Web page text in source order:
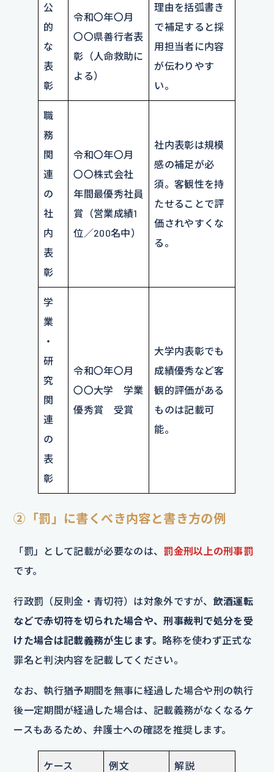
公
的
な
表
彰
令和〇年〇月
〇〇県善行者表
彰（人命救助に
よる）
理由を括弧書き
で補足すると採
用担当者に内容
が伝わりやす
い。
職
務
関
連
の
社
内
表
彰
令和〇年〇月
〇〇株式会社
年間最優秀社員
賞（営業成績1
位／200名中）
社内表彰は規模
感の補足が必
須。客観性を持
たせることで評
価されやすくな
る。
学
業
・
研
究
関
連
の
表
彰
令和〇年〇月
〇〇大学 学業
優秀賞 受賞
大学内表彰でも
成績優秀など客
観的評価がある
ものは記載可
能。
②「罰」に書くべき内容と書き方の例
「罰」として記載が必要なのは、 罰金刑以上の刑事罰
です。
行政罰（反則金・青切符）は対象外ですが、 飲酒運転
などで赤切符を切られた場合や、刑事裁判で処分を受
けた場合は記載義務が生じます。 略称を使わず正式な
罪名と判決内容を記載してください。
なお、執行猶予期間を無事に経過した場合や刑の執行
後一定期間が経過した場合は、記載義務がなくなるケ
ースもあるため、弁護士への確認を推奨します。
ケース 例文 解説